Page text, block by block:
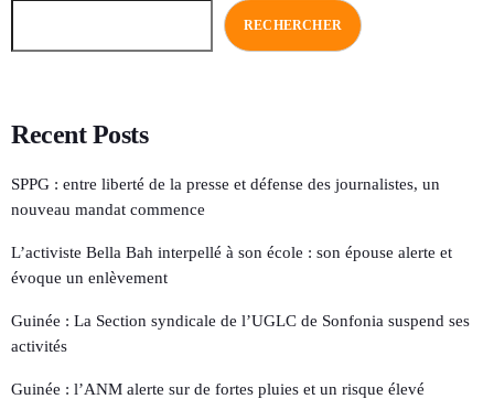
RECHERCHER
Recent Posts
SPPG : entre liberté de la presse et défense des journalistes, un
nouveau mandat commence
L’activiste Bella Bah interpellé à son école : son épouse alerte et
évoque un enlèvement
Guinée : La Section syndicale de l’UGLC de Sonfonia suspend ses
activités
Guinée : l’ANM alerte sur de fortes pluies et un risque élevé